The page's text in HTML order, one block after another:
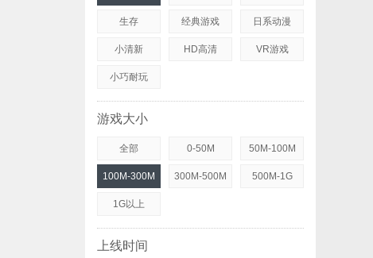
生存 经典游戏 日系动漫
小清新 HD高清 VR游戏
小巧耐玩
游戏大小
全部 0-50M 50M-100M
100M-300M 300M-500M 500M-1G
1G以上
上线时间